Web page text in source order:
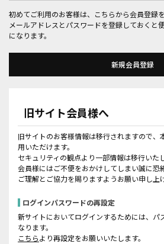
初めてご利用のお客様は、こちらから会員登録
メールアドレスとパスワードを登録しておくと
になります。
旧サイト会員様へ
旧サイトのお客様情報は移行されますので、
用いただけます。
セキュリティの観点より一部情報は移行いた
会員様にはご不便をおかけしてしまい誠に恐
ご理解とご協力を賜りますようお願い申し上
ログインパスワードの再設定
新サイトにおいてログインするためには、パ
なります。
こちらより再設定をお願いいたします。